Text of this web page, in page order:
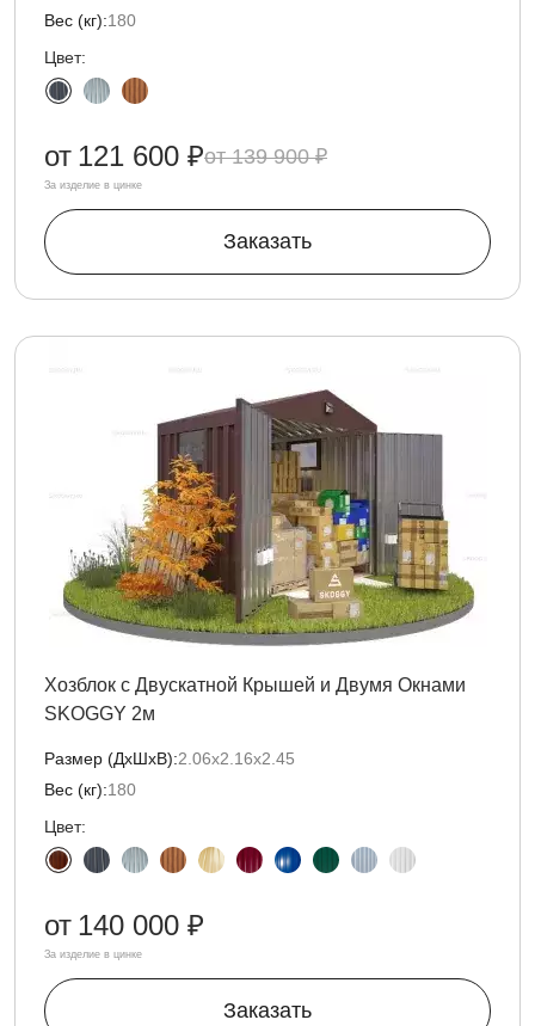
Вес (кг):180
Цвет:
139 900 ₽
от 121 600 ₽
За изделие в цинке
Заказать
Хозблок с Двускатной Крышей и Двумя Окнами
SKOGGY 2м
Размер (ДxШxВ):2.06х2.16х2.45
Вес (кг):180
Цвет:
от 140 000 ₽
За изделие в цинке
Заказать